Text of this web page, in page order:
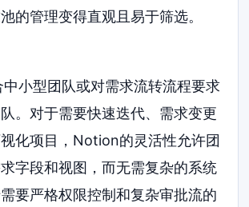
的管理变得直观且易于筛选。
小型团队或对需求流转流程要求
。对于需要快速迭代、需求变更
化项目，Notion的灵活性允许团
字段和视图，而无需复杂的系统
要严格权限控制和复杂审批流的